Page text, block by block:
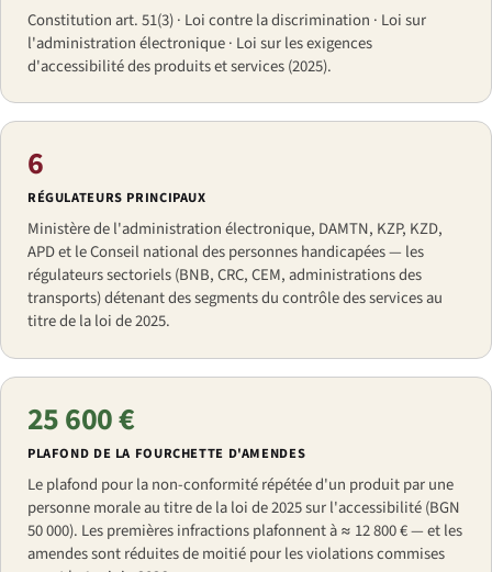
Constitution art. 51(3) · Loi contre la discrimination · Loi sur
l'administration électronique · Loi sur les exigences
d'accessibilité des produits et services (2025).
6
RÉGULATEURS PRINCIPAUX
Ministère de l'administration électronique, DAMTN, KZP, KZD,
APD et le Conseil national des personnes handicapées — les
régulateurs sectoriels (BNB, CRC, CEM, administrations des
transports) détenant des segments du contrôle des services au
titre de la loi de 2025.
25 600 €
PLAFOND DE LA FOURCHETTE D'AMENDES
Le plafond pour la non-conformité répétée d'un produit par une
personne morale au titre de la loi de 2025 sur l'accessibilité (BGN
50 000). Les premières infractions plafonnent à ≈ 12 800 € — et les
amendes sont réduites de moitié pour les violations commises